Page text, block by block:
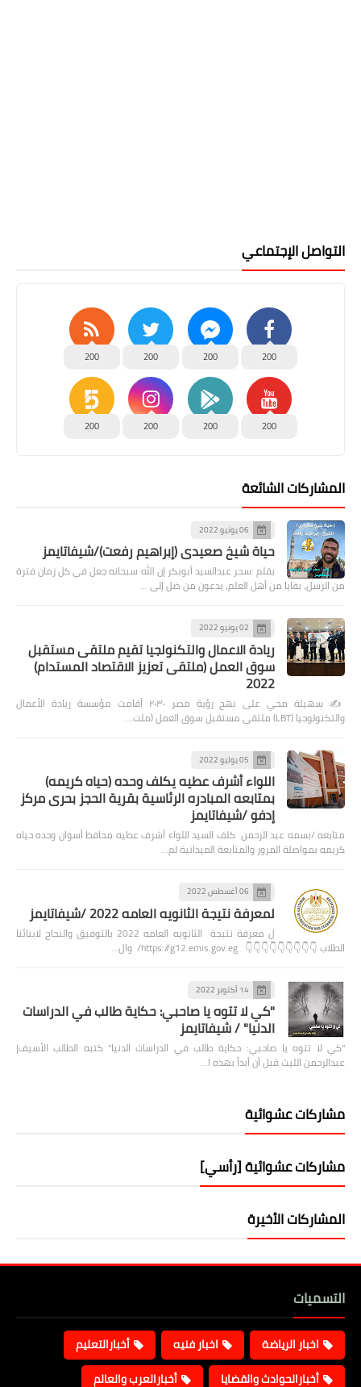
التواصل الإجتماعي
200
200
200
200
200
200
200
200
المشاركات الشائعة
06 يونيو 2022
حياة شيخ صعيدى (إبراهيم رفعت)/شيفاتايمز
بقلم :سحر عبدالسيد أبوبكر إن الله سبحانه جعل في كل زمان فترة
من الرسل، بقايا من أهل العلم، يدعون من ضل إلى …
02 يونيو 2022
ريادة الاعمال والتكنولجيا تقيم ملتقى مستقبل
سوق العمل (ملتقى تعزيز الاقتصاد المستدام)
2022
✍️ سهيلة محي على نهج رؤية مصر ٢٠٣٠ أقامت مؤسسة ريادة الأعمال
والتكنولوجيا (LBT) ملتقى مستقبل سوق العمل (ملت…
05 يوليو 2022
اللواء أشرف عطيه يكلف وحده (حياه كريمه)
بمتابعه المبادره الرئاسية بقرية الحجز بحرى مركز
إدفو /شيفاتايمز
متابعه /بسمه عبد الرحمن كلف السيد اللواء أشرف عطيه محافظ أسوان وحده حياه
كريمه بمواصلة المرور والمتابعة الميدانية لم…
06 أغسطس 2022
لمعرفة نتيجة الثانويه العامه 2022 /شيفاتايمز
ل معرفة نتيجة الثانويه العامه 2022 بالتوفيق والنجاح لابنائنا
الطلاب 👇👇👇👇👇👇👇👇👇 https://g12.emis.gov.eg/ وال…
14 أكتوبر 2022
"كي لا تتوه يا صاحبي: حكاية طالب في الدراسات
الدنيا" / شيفاتايمز
"كي لا تتوه يا صاحبي: حكاية طالب في الدراسات الدنيا" كتبه الطالب الأسيف|
عبدالرحمن الليث قبل أن أبدأ بهذه ا…
مشاركات عشوائية
مشاركات عشوائية [رأسي]
المشاركات الأخيرة
التسميات
اخبار الرياضة اخبار فنيه
أخبارالتعليم
أخبارالحوادث والقضايا
أخبارالعرب والعالم